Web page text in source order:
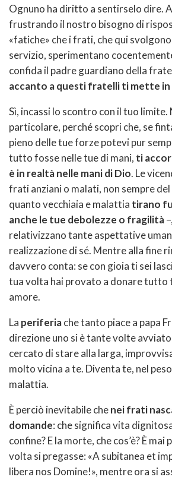
Ognuno ha diritto a sentirselo dire.
frustrando il nostro bisogno di
«fatiche» che i frati, che qui
servizio, sperimentano
confida il padre guardiano della
accanto a questi fratelli ti mette in
Sì, incassi lo scontro con il tuo limite.
particolare, perché scopri che, se
pieno delle tue forze potevi pur
tutto fosse nelle tue di mani, ti
è in realtà nelle mani di Dio. Le
frati anziani o malati, non sempre
quanto vecchiaia e malattia tirano
anche le tue debolezze o fragilità
relativizzano tante aspettative
realizzazione di sé. Mentre alla fine
davvero conta: se con gioia ti sei
tua volta hai provato a donare tutto
amore.
La periferiache tanto piace a papa
direzione uno si è tante volte
cercato di stare alla larga,
molto vicina a te. Diventa te, nel
malattia.
È perciò inevitabile chenei frati
domande: che significa vita
confine? E la morte, che cos’è? È mai
volta si pregasse: «A subitanea et
libera nos Domine!», mentre ora si